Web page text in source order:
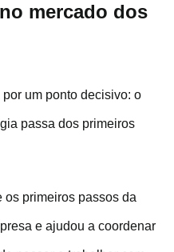
mercado dos
um ponto decisivo: o
passa dos primeiros
os primeiros passos da
e ajudou a coordenar